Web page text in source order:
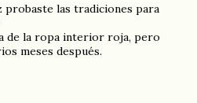
probaste las tradiciones para
de la ropa interior roja, pero
meses después.